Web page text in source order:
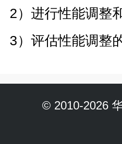
2）进行性能调整
3）评估性能调整
© 2010-2026